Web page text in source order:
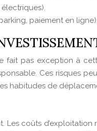
paiement en ligne).
pas exception à
Ces risques
habitudes de
coûts